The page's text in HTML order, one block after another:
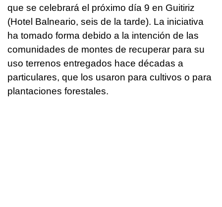
que se celebrará el próximo día 9 en Guitiriz
(Hotel Balneario, seis de la tarde). La iniciativa
ha tomado forma debido a la intención de las
comunidades de montes de recuperar para su
uso terrenos entregados hace décadas a
particulares, que los usaron para cultivos o para
plantaciones forestales.